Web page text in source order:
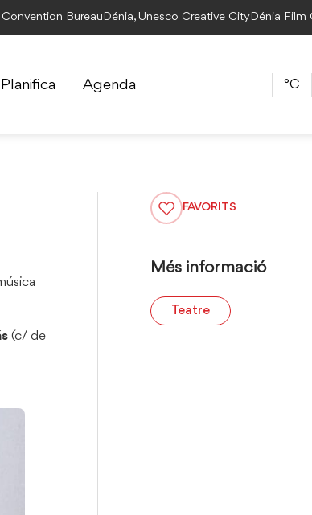
Convention Bureau Dénia, Unesco Creative CityDénia Film
Planifica Agenda °C
(c/ de
FAVORITS
Més informació
Teatre